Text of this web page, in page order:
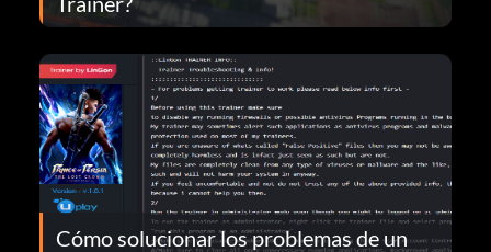
Cómo solucionar los problemas de un